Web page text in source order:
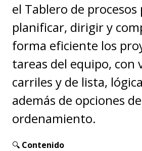
el Tablero de procesos
planificar, dirigir y
forma eficiente los
tareas del equipo, con
carriles y de lista,
además de opciones
ordenamiento.
🔍 Contenido